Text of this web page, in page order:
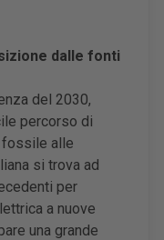
dalle fonti
del 2030,
percorso di
alle
si trova ad
per
a nuove
una grande